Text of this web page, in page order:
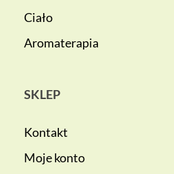
Ciało
Aromaterapia
SKLEP
Kontakt
Moje konto